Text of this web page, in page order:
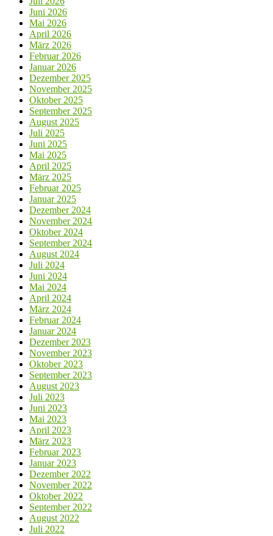
Juni 2026
Mai 2026
April 2026
März 2026
Februar 2026
Januar 2026
Dezember 2025
November 2025
Oktober 2025
September 2025
August 2025
Juli 2025
Juni 2025
Mai 2025
April 2025
März 2025
Februar 2025
Januar 2025
Dezember 2024
November 2024
Oktober 2024
September 2024
August 2024
Juli 2024
Juni 2024
Mai 2024
April 2024
März 2024
Februar 2024
Januar 2024
Dezember 2023
November 2023
Oktober 2023
September 2023
August 2023
Juli 2023
Juni 2023
Mai 2023
April 2023
März 2023
Februar 2023
Januar 2023
Dezember 2022
November 2022
Oktober 2022
September 2022
August 2022
Juli 2022